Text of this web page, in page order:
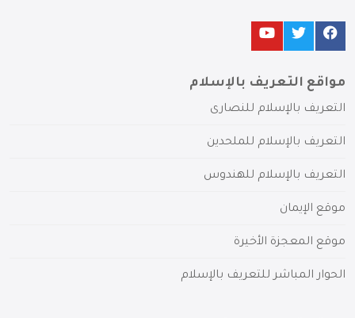
مواقع التعريف بالإسلام
التعريف بالإسلام للنصارى
التعريف بالإسلام للملحدين
التعريف بالإسلام للهندوس
موقع الإيمان
موقع المعجزة الأخيرة
الحوار المباشر للتعريف بالإسلام